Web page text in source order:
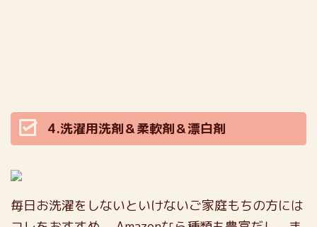
4.洗濯用洗剤＆柔軟剤＆漂白剤
毎日お洗濯をしないといけないご家庭もちの方には